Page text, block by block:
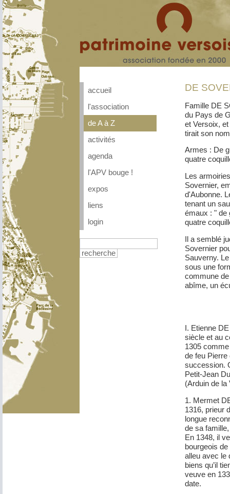
accueil
l'association
de A à Z
activités
agenda
l'APV bouge !
expos
liens
login
recherche
DE
Famille DE
du Pays de
et Versoix,
tirait son
Armes : De
quatre
Les
Sovernier,
d'Aubonne.
tenant un
émaux : " de
quatre
Il a semblé
Sovernier
Sauverny.
sous une
commune
abîme, un
I. Etienne
siècle et au
1305
de feu Pierre
succession.
Petit-Jean
(Arduin de la
1. Mermet
1316, prieur
longue
de sa
En 1348, il
bourgeois
alleu avec le
biens qu’il
veuve en
date.